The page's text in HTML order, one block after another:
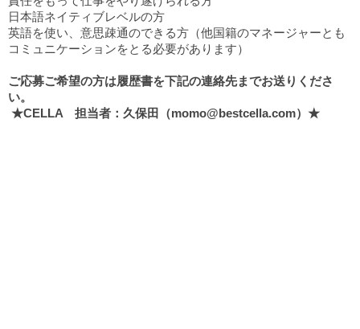
日本語ネイティブレベルの方
英語を使い、意思疎通のできる方（他国籍のマネージャーとも
コミュニケーションをとる必要があります）
ご応募ご希望の方は履歴書を下記の連絡先までお送りくださ
い。
★CELLA 担当者：久保田（momo@bestcella.com）★